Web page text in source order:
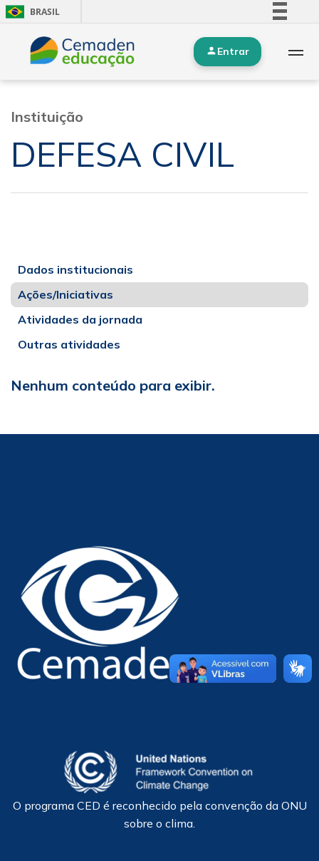
BRASIL
Simplifique!
Comunica BR
Canais
Entrar
Instituição
DEFESA CIVIL
Dados institucionais
Ações/Iniciativas
Atividades da jornada
Outras atividades
Nenhum conteúdo para exibir.
O programa CED é reconhecido pela convenção da ONU
sobre o clima.